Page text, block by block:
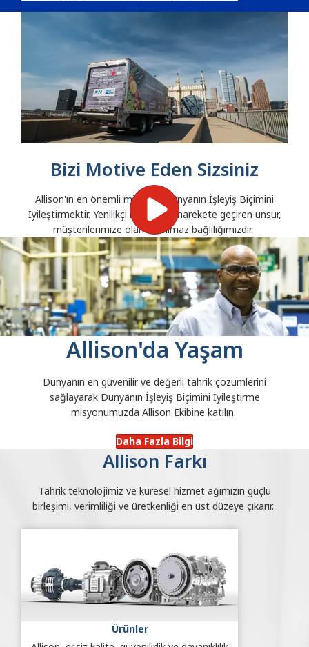
Bizi Motive Eden Sizsiniz
Allison'ın en önemli misyonu Dünyanın İşleyiş Biçimini
İyileştirmektir. Yenilikçi ruhumuzu harekete geçiren unsur,
müşterilerimize olan sarsılmaz bağlılığımızdır.
Allison'da Yaşam
Dünyanın en güvenilir ve değerli tahrik çözümlerini
sağlayarak Dünyanın İşleyiş Biçimini İyileştirme
misyonumuzda Allison Ekibine katılın.
Daha Fazla Bilgi
Allison Farkı
Tahrik teknolojimiz ve küresel hizmet ağımızın güçlü
birleşimi, verimliliği ve üretkenliği en üst düzeye çıkarır.
Ürünler